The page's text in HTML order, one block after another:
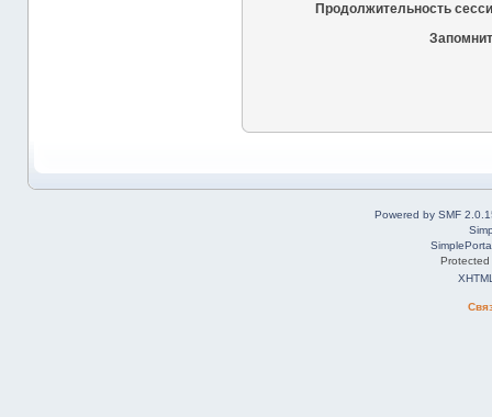
Продолжительность
Powered by SMF